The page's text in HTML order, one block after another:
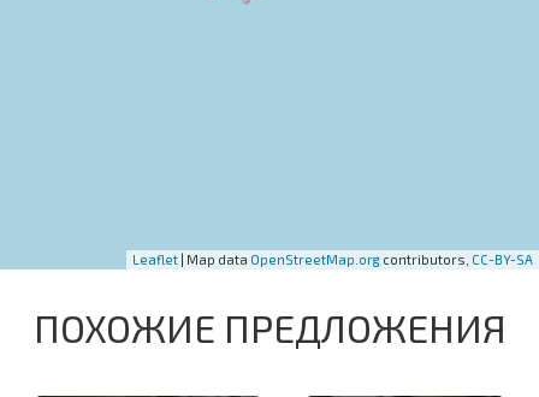
Leaflet | Map data OpenStreetMap.org contributors, CC-BY-SA
ПОХОЖИЕ ПРЕДЛОЖЕНИЯ